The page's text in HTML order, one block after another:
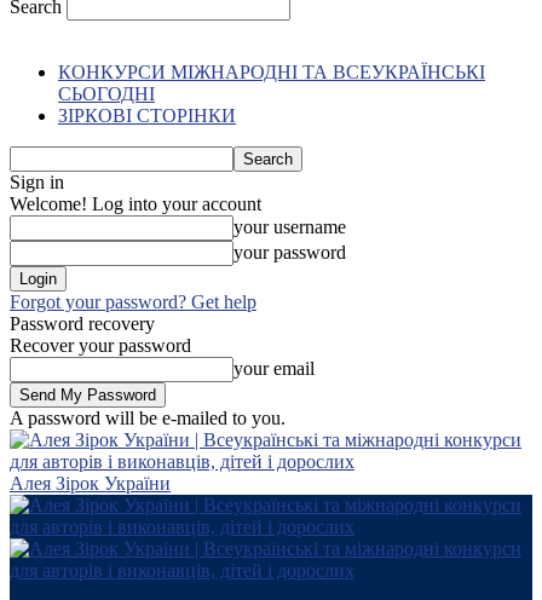
Search
КОНКУРСИ МІЖНАРОДНІ ТА ВСЕУКРАЇНСЬКІ
СЬОГОДНІ
ЗІРКОВІ СТОРІНКИ
Sign in
Welcome! Log into your account
your username
your password
Forgot your password? Get help
Password recovery
Recover your password
your email
A password will be e-mailed to you.
Алея Зірок України